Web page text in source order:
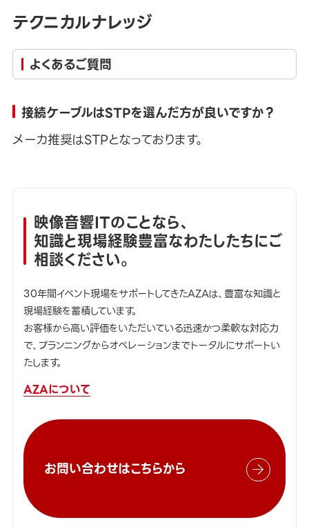
テクニカルナレッジ
よくあるご質問
接続ケーブルはSTPを選んだ方が良いですか？
メーカ推奨はSTPとなっております。
映像音響ITのことなら、
知識と現場経験豊富なわたしたちにご
相談ください。
30年間イベント現場をサポートしてきたAZAは、豊富な知識と
現場経験を蓄積しています。
お客様から高い評価をいただいている迅速かつ柔軟な対応力
で、プランニングからオペレーションまでトータルにサポートい
たします。
AZAについて
お問い合わせはこちらから